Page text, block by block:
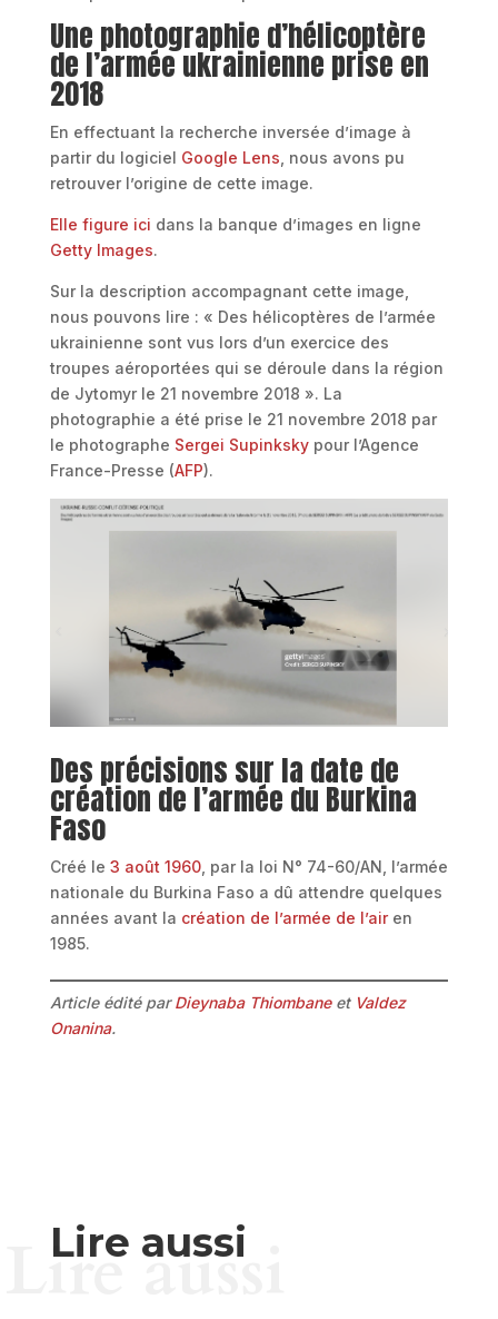
Une photographie d’hélicoptère
de l’armée ukrainienne prise en
2018
En effectuant la recherche inversée d’image à
partir du logiciel Google Lens , nous avons pu
retrouver l’origine de cette image.
Elle figure ici dans la banque d’images en ligne
Getty Images.
Sur la description accompagnant cette image,
nous pouvons lire : « Des hélicoptères de l’armée
ukrainienne sont vus lors d’un exercice des
troupes aéroportées qui se déroule dans la région
de Jytomyr le 21 novembre 2018 ». La
photographie a été prise le 21 novembre 2018 par
le photographe Sergei Supinkskypour l’Agence
France-Presse (AFP).
Des précisions sur la date de
création de l’armée du Burkina
Faso
Créé le 3 août 1960, par la loi N° 74-60/AN, l’armée
nationale du Burkina Faso a dû attendre quelques
années avant la création de l’armée de l’airen
1985.
Article édité parDieynaba Thiombaneet Valdez
Onanina.
Lire aussi
Lire aussi